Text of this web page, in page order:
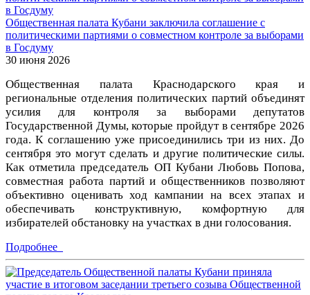
Общественная палата Кубани заключила соглашение с
политическими партиями о совместном контроле за выборами
в Госдуму
30 июня 2026
Общественная палата Краснодарского края и
региональные отделения политических партий объединят
усилия для контроля за выборами депутатов
Государственной Думы, которые пройдут в сентябре 2026
года. К соглашению уже присоединились три из них. До
сентября это могут сделать и другие политические силы.
Как отметила председатель ОП Кубани Любовь Попова,
совместная работа партий и общественников позволяют
объективно оценивать ход кампании на всех этапах и
обеспечивать конструктивную, комфортную для
избирателей обстановку на участках в дни голосования.
Подробнее